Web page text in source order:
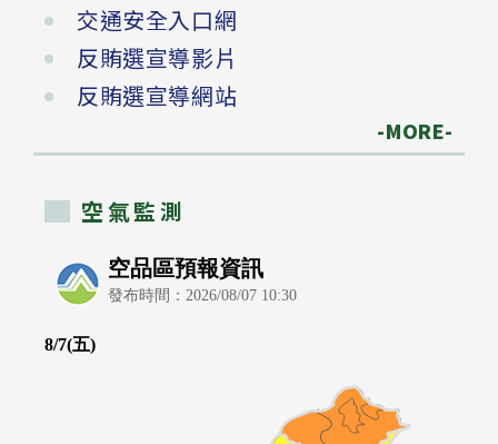
交通安全入口網
反賄選宣導影片
反賄選宣導網站
-MORE-
空氣監測